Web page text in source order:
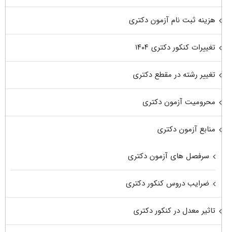
هزینه ثبت نام آزمون دکتری
تغییرات کنکور دکتری ۱۴۰۴
تغییر رشته در مقطع دکتری
محرومیت آزمون دکتری
منابع آزمون دکتری
سرفصل های آزمون دکتری
ضرایب دروس کنکور دکتری
تاثیر معدل در کنکور دکتری